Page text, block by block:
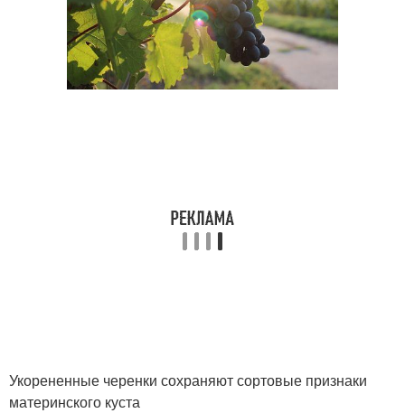
Укорененные черенки сохраняют сортовые признаки
материнского куста